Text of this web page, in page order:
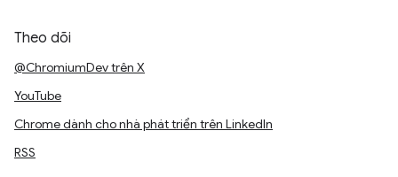
Theo dõi
@ChromiumDev trên X
YouTube
Chrome dành cho nhà phát triển trên LinkedIn
RSS